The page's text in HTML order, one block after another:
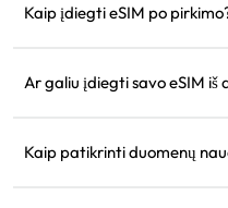
naudojimas bus toks pats
Kaip įdiegti eSIM po
instrukcijas.
Ar galiu įdiegti savo eSIM iš
išvykstant, kad galėtumėte
Kaip patikrinti duomenų